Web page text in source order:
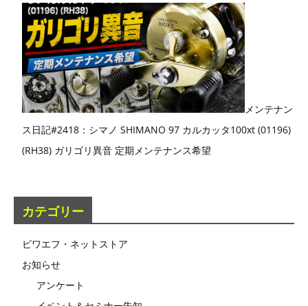
メンテナン
ス日記#2418：シマノ SHIMANO 97 カルカッタ100xt (01196)
(RH38) ガリゴリ異音 定期メンテナンス希望
カテゴリー
ビワエフ・ネットストア
お知らせ
アンケート